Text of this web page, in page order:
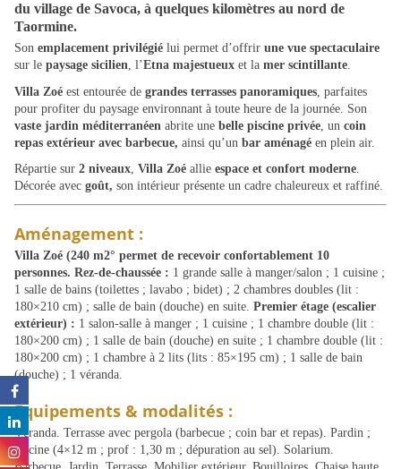
du village de Savoca, à quelques kilomètres au nord de
Taormine.
Son emplacement privilégié lui permet d’offrir une vue spectaculaire
sur le paysage sicilien, l’Etna majestueux et la mer scintillante.
Villa Zoé est entourée de grandes terrasses panoramiques , parfaites
pour profiter du paysage environnant à toute heure de la journée. Son
vaste jardin méditerranéen abrite une belle piscine privée , un coin
repas extérieur avec barbecue, ainsi qu’un bar aménagé en plein air.
Répartie sur 2 niveaux, Villa Zoé allie espace et confort moderne.
Décorée avec goût, son intérieur présente un cadre chaleureux et raffiné.
Aménagement :
Villa Zoé (240 m2° permet de recevoir confortablement 10
personnes. Rez-de-chaussée : 1 grande salle à manger/salon ; 1 cuisine ;
1 salle de bains (toilettes ; lavabo ; bidet) ; 2 chambres doubles (lit :
180×210 cm) ; salle de bain (douche) en suite. Premier étage (escalier
extérieur) : 1 salon-salle à manger ; 1 cuisine ; 1 chambre double (lit :
180×200 cm) ; 1 salle de bain (douche) en suite ; 1 chambre double (lit :
180×200 cm) ; 1 chambre à 2 lits (lits : 85×195 cm) ; 1 salle de bain
(douche) ; 1 véranda.
Équipements & modalités :
Véranda. Terrasse avec pergola (barbecue ; coin bar et repas). Pardin ;
piscine (4×12 m ; prof : 1,30 m ; dépuration au sel). Solarium.